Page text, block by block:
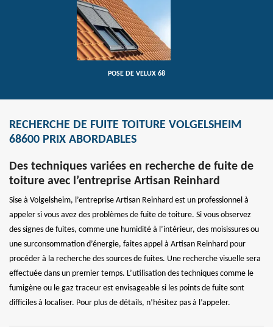
POSE DE VELUX 68
RECHERCHE DE FUITE TOITURE VOLGELSHEIM
68600 PRIX ABORDABLES
Des techniques variées en recherche de fuite de
toiture avec l’entreprise Artisan Reinhard
Sise à Volgelsheim, l’entreprise Artisan Reinhard est un professionnel à
appeler si vous avez des problèmes de fuite de toiture. Si vous observez
des signes de fuites, comme une humidité à l’intérieur, des moisissures ou
une surconsommation d’énergie, faites appel à Artisan Reinhard pour
procéder à la recherche des sources de fuites. Une recherche visuelle sera
effectuée dans un premier temps. L’utilisation des techniques comme le
fumigène ou le gaz traceur est envisageable si les points de fuite sont
difficiles à localiser. Pour plus de détails, n’hésitez pas à l’appeler.